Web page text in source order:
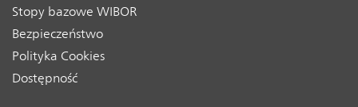
Stopy bazowe WIBOR
Bezpieczeństwo
Polityka Cookies
Dostępność